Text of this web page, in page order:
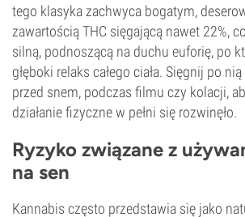
tego klasyka zachwyca bogatym,
zawartością THC sięgającą nawet 22%,
silną, podnoszącą na duchu euforię, po
głęboki relaks całego ciała. Sięgnij po
przed snem, podczas filmu czy kolacji,
działanie fizyczne w pełni się rozwinęło.
Ryzyko związane z
na sen
Kannabis często przedstawia się jako